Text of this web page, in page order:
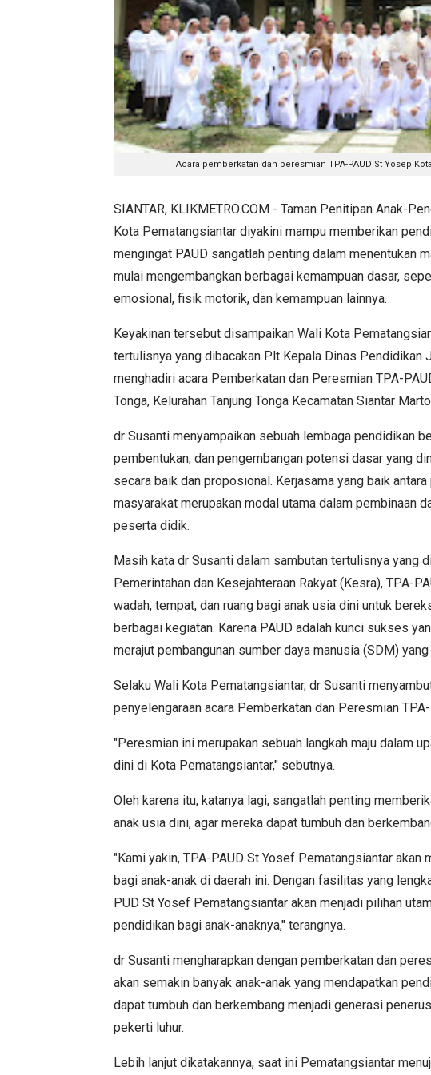
Acara pemberkatan dan peresmian TPA-PAUD St Yosep
SIANTAR, KLIKMETRO.COM - Taman Penitipan Anak-
Kota Pematangsiantar diyakini mampu memberikan
mengingat PAUD sangatlah penting dalam menentukan
mulai mengembangkan berbagai kemampuan dasar,
emosional, fisik motorik, dan kemampuan lainnya.
Keyakinan tersebut disampaikan Wali Kota
tertulisnya yang dibacakan Plt Kepala Dinas Pendidikan
menghadiri acara Pemberkatan dan Peresmian TPA-
Tonga, Kelurahan Tanjung Tonga Kecamatan Siantar
dr Susanti menyampaikan sebuah lembaga pendidikan
pembentukan, dan pengembangan potensi dasar yang
secara baik dan proposional. Kerjasama yang baik
masyarakat merupakan modal utama dalam pembinaan
peserta didik.
Masih kata dr Susanti dalam sambutan tertulisnya yang
Pemerintahan dan Kesejahteraan Rakyat (Kesra), TPA-
wadah, tempat, dan ruang bagi anak usia dini untuk
berbagai kegiatan. Karena PAUD adalah kunci sukses
merajut pembangunan sumber daya manusia (SDM)
Selaku Wali Kota Pematangsiantar, dr Susanti
penyelengaraan acara Pemberkatan dan Peresmian
"Peresmian ini merupakan sebuah langkah maju dalam
dini di Kota Pematangsiantar," sebutnya.
Oleh karena itu, katanya lagi, sangatlah penting
anak usia dini, agar mereka dapat tumbuh dan
"Kami yakin, TPA-PAUD St Yosef Pematangsiantar
bagi anak-anak di daerah ini. Dengan fasilitas yang
PUD St Yosef Pematangsiantar akan menjadi pilihan
pendidikan bagi anak-anaknya," terangnya.
dr Susanti mengharapkan dengan pemberkatan dan
akan semakin banyak anak-anak yang mendapatkan
dapat tumbuh dan berkembang menjadi generasi
pekerti luhur.
Lebih lanjut dikatakannya, saat ini Pematangsiantar